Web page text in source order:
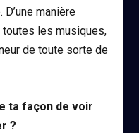
D’une manière
les musiques,
de toute sorte de
ta façon de voir
?